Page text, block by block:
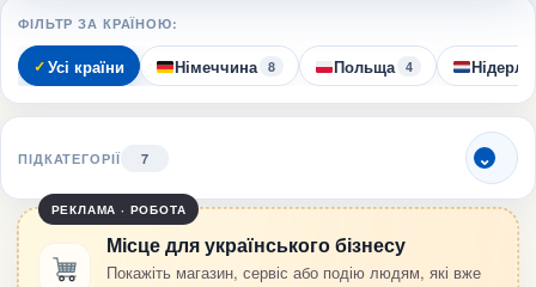
ФІЛЬТР ЗА КРАЇНОЮ:
Усі країни Німеччина 8 Польща 4
ПІДКАТЕГОРІЇ 7
РЕКЛАМА · РОБОТА
Місце для українського бізнесу
Покажіть магазин, сервіс або подію людям, які вже